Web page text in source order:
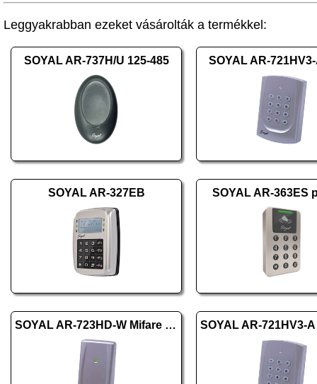
Leggyakrabban ezeket vásárolták a termékkel:
SOYAL AR-737H/U 125-485 SOYAL AR-
SOYAL AR-327EB SOYAL AR-363ES
SOYAL AR-723HD-W Mifare ezüst